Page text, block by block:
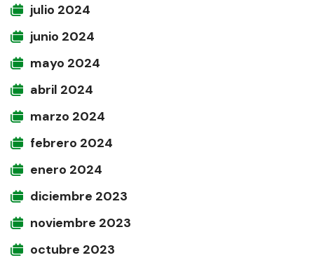
julio 2024
junio 2024
mayo 2024
abril 2024
marzo 2024
febrero 2024
enero 2024
diciembre 2023
noviembre 2023
octubre 2023